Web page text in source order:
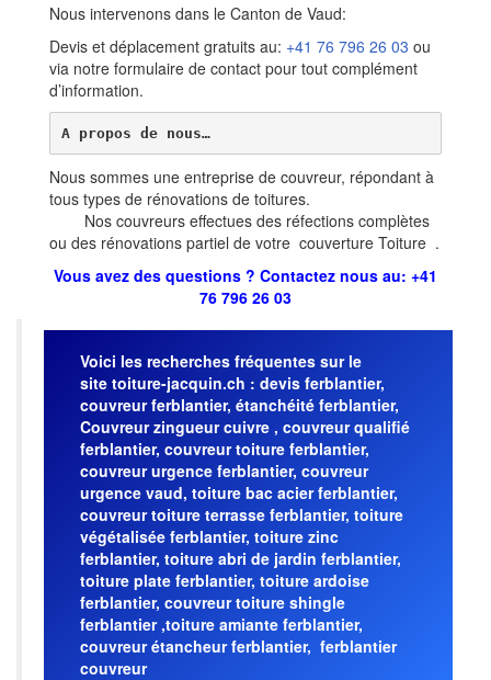
Nous intervenons dans le Canton de Vaud:
Devis et déplacement gratuits au: +41 76 796 26 03 ou
via notre formulaire de contact pour tout complément
d’information.
A propos de nous…
Nous sommes une entreprise de couvreur, répondant à
tous types de rénovations de toitures.
Nos couvreurs effectues des réfections complètes
ou des rénovations partiel de votre couverture Toiture .
Vous avez des questions ? Contactez nous au: +41
76 796 26 03
Voici les recherches fréquentes sur le
site toiture-jacquin.ch : devis ferblantier,
couvreur ferblantier, étanchéité ferblantier,
Couvreur zingueur cuivre , couvreur qualifié
ferblantier, couvreur toiture ferblantier,
couvreur urgence ferblantier, couvreur
urgence vaud, toiture bac acier ferblantier,
couvreur toiture terrasse ferblantier, toiture
végétalisée ferblantier, toiture zinc
ferblantier, toiture abri de jardin ferblantier,
toiture plate ferblantier, toiture ardoise
ferblantier, couvreur toiture shingle
ferblantier ,toiture amiante ferblantier,
couvreur étancheur ferblantier, ferblantier
couvreur